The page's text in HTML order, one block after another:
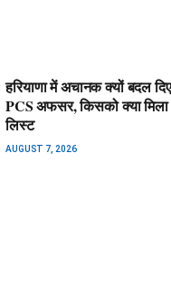
हरियाणा में अचानक क्यों बदल
PCS अफसर, किसको क्या मिला
लिस्ट
AUGUST 7, 2026